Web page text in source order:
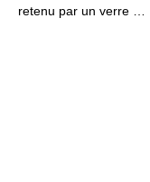
retenu par un verre …